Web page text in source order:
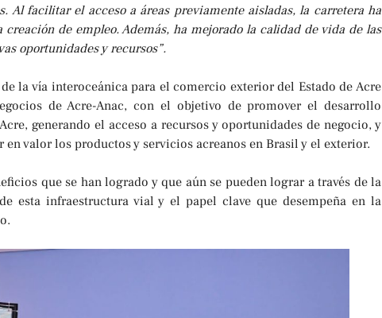
Al facilitar el acceso a áreas previamente aisladas, la carretera ha
de empleo. Además, ha mejorado la calidad de vida de las
oportunidades y recursos”.
la vía interoceánica para el comercio exterior del Estado de Acre
de Acre-Anac, con el objetivo de promover el desarrollo
generando el acceso a recursos y oportunidades de negocio, y
valor los productos y servicios acreanos en Brasil y el exterior.
que se han logrado y que aún se pueden lograr a través de la
esta infraestructura vial y el papel clave que desempeña en la